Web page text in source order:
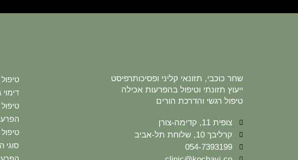
שחר כוכבי, תזונאי קליני ופסיכותרפיסט
ייעוץ תזונתי וטיפול בהפרעות אכילה
טיפול רגשי והדרכת הורים
צופית 11, קדימה-צורן
קרליבך 10, שלוחת תל-אביב
054-7393199
דימוי
טיפול CBT קוגניטיבי-התנהגותי
סוגי